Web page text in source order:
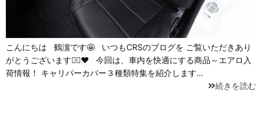
こんにちは 鶴濵です🤩 いつもCRSのブログを ご覧いただきあり
がとうございます🙇‍♀️❤ 今回は、車内を快適にする商品～エアロ入
荷情報！ キャリパーカバー３種類特集を紹介します…
続きを読む